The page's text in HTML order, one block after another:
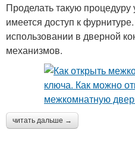
Проделать такую процедуру
имеется доступ к
использовании в дверной
механизмов.
читать дальше →